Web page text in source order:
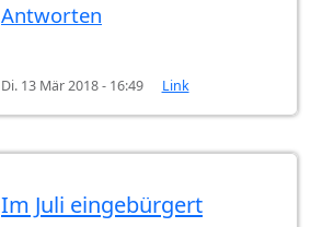
Antworten
Di. 13 Mär 2018 - 16:49 Link
Im Juli eingebürgert